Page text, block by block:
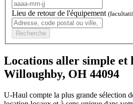
Lieu de retour de l'équipement
Recherche
Locations aller simple et
Willoughby, OH 44094
U-Haul compte la plus grande sélection